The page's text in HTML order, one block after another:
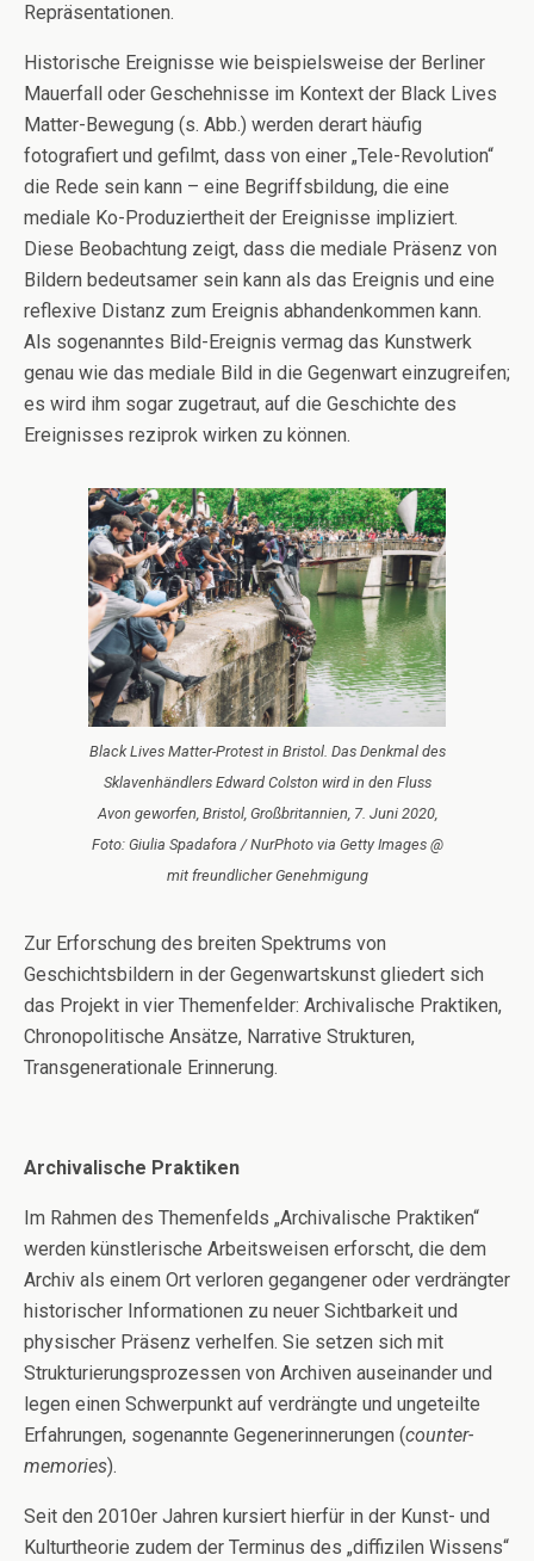
Repräsentationen.
Historische Ereignisse wie beispielsweise der Berliner
Mauerfall oder Geschehnisse im Kontext der Black Lives
Matter-Bewegung (s. Abb.) werden derart häufig
fotografiert und gefilmt, dass von einer „Tele-Revolution“
die Rede sein kann – eine Begriffsbildung, die eine
mediale Ko-Produziertheit der Ereignisse impliziert.
Diese Beobachtung zeigt, dass die mediale Präsenz von
Bildern bedeutsamer sein kann als das Ereignis und eine
reflexive Distanz zum Ereignis abhandenkommen kann.
Als sogenanntes Bild-Ereignis vermag das Kunstwerk
genau wie das mediale Bild in die Gegenwart einzugreifen;
es wird ihm sogar zugetraut, auf die Geschichte des
Ereignisses reziprok wirken zu können.
Black Lives Matter-Protest in Bristol. Das Denkmal des
Sklavenhändlers Edward Colston wird in den Fluss
Avon geworfen, Bristol, Großbritannien, 7. Juni 2020,
Foto: Giulia Spadafora / NurPhoto via Getty Images @
mit freundlicher Genehmigung
Zur Erforschung des breiten Spektrums von
Geschichtsbildern in der Gegenwartskunst gliedert sich
das Projekt in vier Themenfelder: Archivalische Praktiken,
Chronopolitische Ansätze, Narrative Strukturen,
Transgenerationale Erinnerung.
Archivalische Praktiken
Im Rahmen des Themenfelds „Archivalische Praktiken“
werden künstlerische Arbeitsweisen erforscht, die dem
Archiv als einem Ort verloren gegangener oder verdrängter
historischer Informationen zu neuer Sichtbarkeit und
physischer Präsenz verhelfen. Sie setzen sich mit
Strukturierungsprozessen von Archiven auseinander und
legen einen Schwerpunkt auf verdrängte und ungeteilte
Erfahrungen, sogenannte Gegenerinnerungen (counter-
memories).
Seit den 2010er Jahren kursiert hierfür in der Kunst- und
Kulturtheorie zudem der Terminus des „diffizilen Wissens“